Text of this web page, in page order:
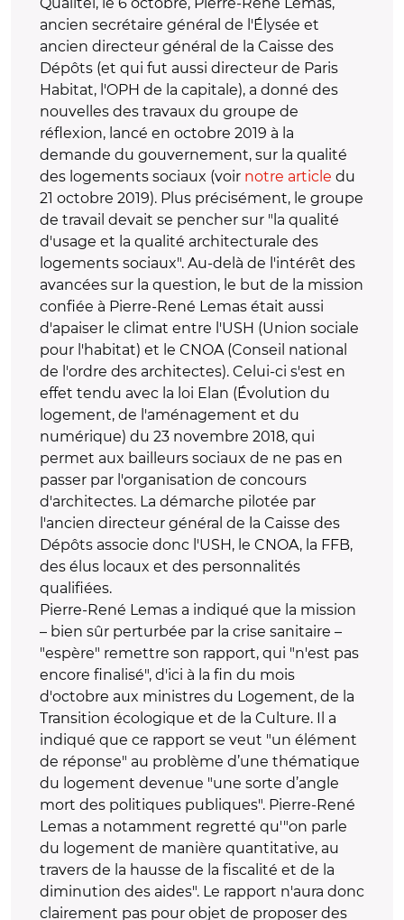
ancien secrétaire général de l'Élysée et
ancien directeur général de la Caisse des
Dépôts (et qui fut aussi directeur de Paris
Habitat, l'OPH de la capitale), a donné des
nouvelles des travaux du groupe de
réflexion, lancé en octobre 2019 à la
demande du gouvernement, sur la qualité
des logements sociaux (voir notre article du
21 octobre 2019). Plus précisément, le groupe
de travail devait se pencher sur "la qualité
d'usage et la qualité architecturale des
logements sociaux". Au-delà de l'intérêt des
avancées sur la question, le but de la mission
confiée à Pierre-René Lemas était aussi
d'apaiser le climat entre l'USH (Union sociale
pour l'habitat) et le CNOA (Conseil national
de l'ordre des architectes). Celui-ci s'est en
effet tendu avec la loi Elan (Évolution du
logement, de l'aménagement et du
numérique) du 23 novembre 2018, qui
permet aux bailleurs sociaux de ne pas en
passer par l'organisation de concours
d'architectes. La démarche pilotée par
l'ancien directeur général de la Caisse des
Dépôts associe donc l'USH, le CNOA, la FFB,
des élus locaux et des personnalités
qualifiées.
Pierre-René Lemas a indiqué que la mission
– bien sûr perturbée par la crise sanitaire –
"espère" remettre son rapport, qui "n'est pas
encore finalisé", d'ici à la fin du mois
d'octobre aux ministres du Logement, de la
Transition écologique et de la Culture. Il a
indiqué que ce rapport se veut "un élément
de réponse" au problème d’une thématique
du logement devenue "une sorte d’angle
mort des politiques publiques". Pierre-René
Lemas a notamment regretté qu'"on parle
du logement de manière quantitative, au
travers de la hausse de la fiscalité et de la
diminution des aides". Le rapport n'aura donc
clairement pas pour objet de proposer des